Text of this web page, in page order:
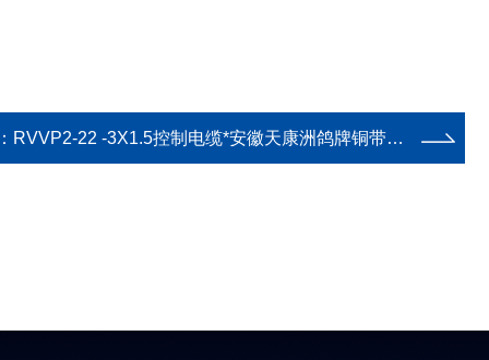
RVVP2-22 -3X1.5控制电缆*安徽天康洲鸽牌铜带屏蔽钢带铠装控制电缆